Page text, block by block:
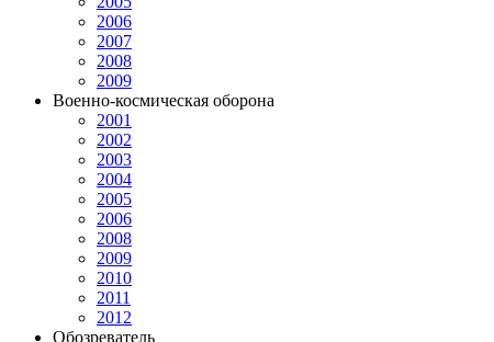
2006
2007
2008
2009
Военно-космическая оборона
2001
2002
2003
2004
2005
2006
2008
2009
2010
2011
2012
Обозреватель